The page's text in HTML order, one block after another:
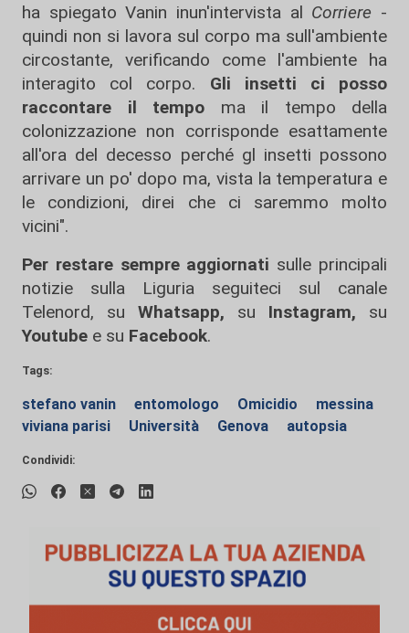
ha spiegato Vanin inun'intervista al Corriere -
quindi non si lavora sul corpo ma sull'ambiente
circostante, verificando come l'ambiente ha
interagito col corpo. Gli insetti ci posso
raccontare il tempo ma il tempo della
colonizzazione non corrisponde esattamente
all'ora del decesso perché gl insetti possono
arrivare un po' dopo ma, vista la temperatura e
le condizioni, direi che ci saremmo molto
vicini".
Per restare sempre aggiornati sulle principali
notizie sulla Liguria seguiteci sul canale
Telenord, su
Whatsapp, su Instagram, su
Youtube e su Facebook.
Tags:
stefano vanin entomologo Omicidio
messina
viviana parisi
Università Genova autopsia
Condividi: